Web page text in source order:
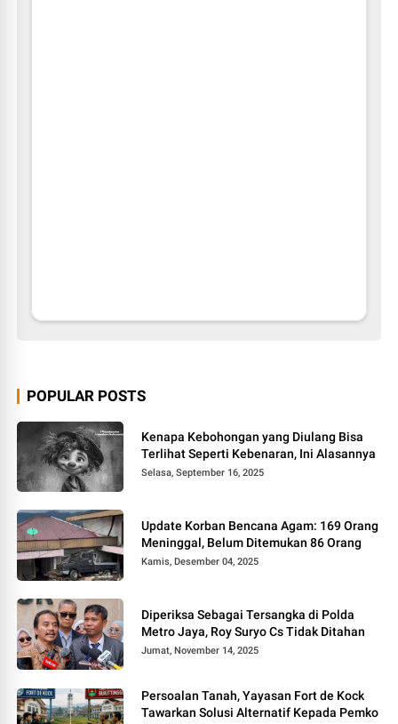
POPULAR POSTS
Kenapa Kebohongan yang Diulang Bisa
Terlihat Seperti Kebenaran, Ini Alasannya
Selasa, September 16, 2025
Update Korban Bencana Agam: 169 Orang
Meninggal, Belum Ditemukan 86 Orang
Kamis, Desember 04, 2025
Diperiksa Sebagai Tersangka di Polda
Metro Jaya, Roy Suryo Cs Tidak Ditahan
Jumat, November 14, 2025
Persoalan Tanah, Yayasan Fort de Kock
Tawarkan Solusi Alternatif Kepada Pemko